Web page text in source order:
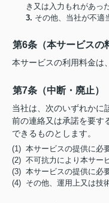
き又は入力もれがあっ
3. その他、当社が不適
第6条（本サービスの
本サービスの利用料金は
第7条（中断・廃止）
当社は、次のいずれかに
前の連絡又は承諾を要す
できるものとします。
(1) 本サービスの提供に必
(2) 不可抗力により本サー
(3) 本サービスの提供に必
(4) その他、運用上又は技